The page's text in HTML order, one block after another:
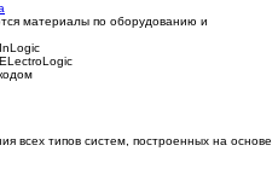
материалы по оборудованию и
всех типов систем, построенных на основе